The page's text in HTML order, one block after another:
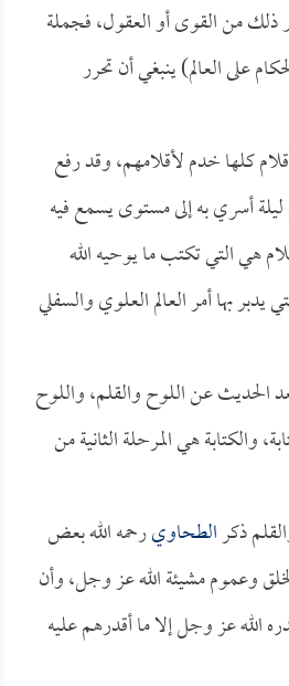
ذلك من القوى أو العقول، فجملة
على العالم) ينبغي أن تحرر
كلها خدم لأقلامهم، وقد رفع
أسري به إلى مستوى يسمع فيه
هي التي تكتب ما يوحيه الله
يدبر بها أمر العالم العلوي والسفلي
الحديث عن اللوح والقلم، واللوح
والكتابة هي المرحلة الثانية من
ذكرالطحاويرحمه الله بعض
وعموم مشيئة الله عز وجل، وأن
الله عز وجل إلا ما أقدرهم عليه